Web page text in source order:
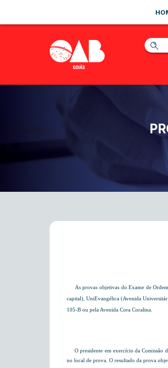
As provas objetivas do Exame de Ordem
capital), UniEvangélica (Avenida
105-B ou pela Avenida Cora Coralina.
O presidente em exercício da Comissão
no local de prova. O resultado da prova